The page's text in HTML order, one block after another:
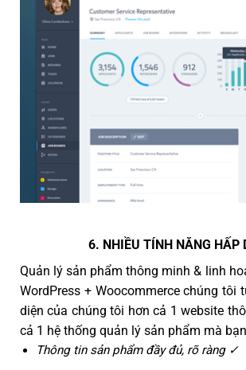
6. NHIỀU TÍNH NĂNG HẤP
Quản lý sản phẩm thông minh & linh
WordPress + Woocommerce chúng tôi
diện của chúng tôi hơn cả 1 website
cả 1 hệ thống quản lý sản phẩm mà
Thông tin sản phẩm đầy đủ, rõ ràng ✓